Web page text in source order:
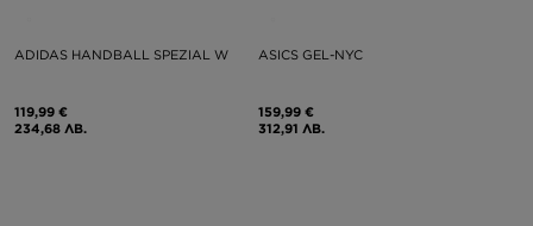
ADIDAS HANDBALL SPEZIAL W
119,99 €
234,68 ЛВ.
ASICS GEL-NYC
159,99 €
312,91 ЛВ.